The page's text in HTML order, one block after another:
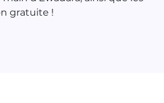
gratuite !